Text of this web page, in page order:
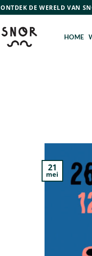
ONTDEK DE WERELD VAN
HOME
21
mei